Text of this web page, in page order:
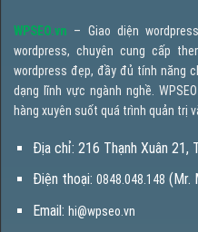
WPSEO.vn – Giao diện
wordpress, chuyên cung cấp
wordpress đẹp, đầy đủ tính năng
dạng lĩnh vực ngành nghề.
hàng xuyên suốt quá trình quản trị
Địa chỉ: 216 Thạnh Xuân 21,
Điện thoại: 0848.048.148 (Mr.
Email: hi@wpseo.vn